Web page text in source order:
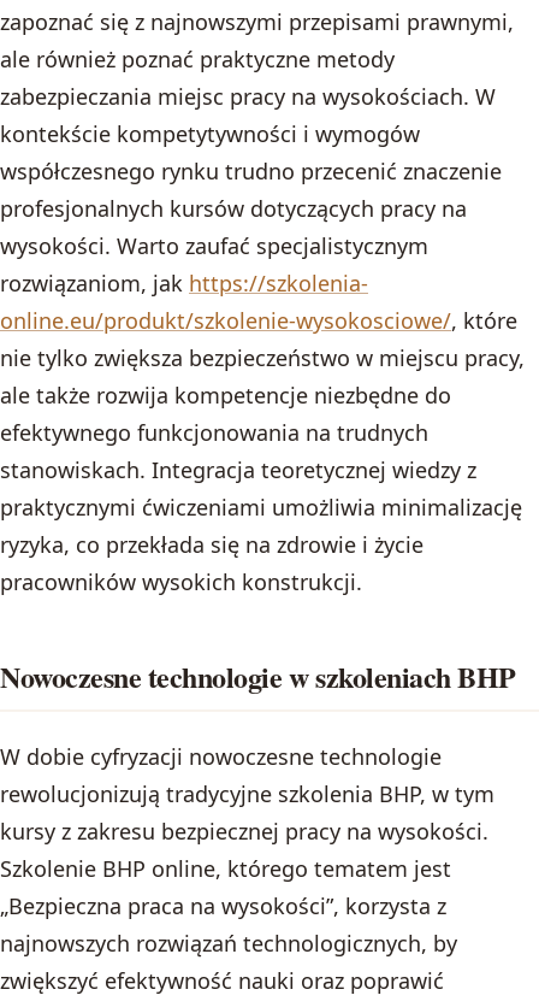
zapoznać się z najnowszymi przepisami prawnymi,
ale również poznać praktyczne metody
zabezpieczania miejsc pracy na wysokościach. W
kontekście kompetytywności i wymogów
współczesnego rynku trudno przecenić znaczenie
profesjonalnych kursów dotyczących pracy na
wysokości. Warto zaufać specjalistycznym
rozwiązaniom, jak https://szkolenia-
online.eu/produkt/szkolenie-wysokosciowe/, które
nie tylko zwiększa bezpieczeństwo w miejscu pracy,
ale także rozwija kompetencje niezbędne do
efektywnego funkcjonowania na trudnych
stanowiskach. Integracja teoretycznej wiedzy z
praktycznymi ćwiczeniami umożliwia minimalizację
ryzyka, co przekłada się na zdrowie i życie
pracowników wysokich konstrukcji.
Nowoczesne technologie w szkoleniach BHP
W dobie cyfryzacji nowoczesne technologie
rewolucjonizują tradycyjne szkolenia BHP, w tym
kursy z zakresu bezpiecznej pracy na wysokości.
Szkolenie BHP online, którego tematem jest
„Bezpieczna praca na wysokości”, korzysta z
najnowszych rozwiązań technologicznych, by
zwiększyć efektywność nauki oraz poprawić